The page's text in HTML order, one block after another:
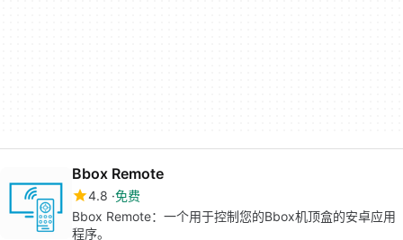
Bbox Remote
4.8 免费
Bbox Remote：一个用于控制您的Bbox机顶盒的安卓应用
程序。